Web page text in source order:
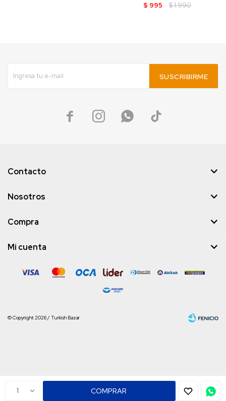
1 COMPRAR
$ 995 $1.990
SUSCRIBIRME
   
Contacto
Nosotros
Compra
Mi cuenta
© Copyright 2026 / Turkish Bazar